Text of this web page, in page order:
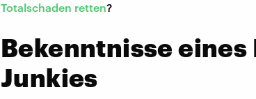
Totalschaden retten?
Bekenntnisse eines
Junkies